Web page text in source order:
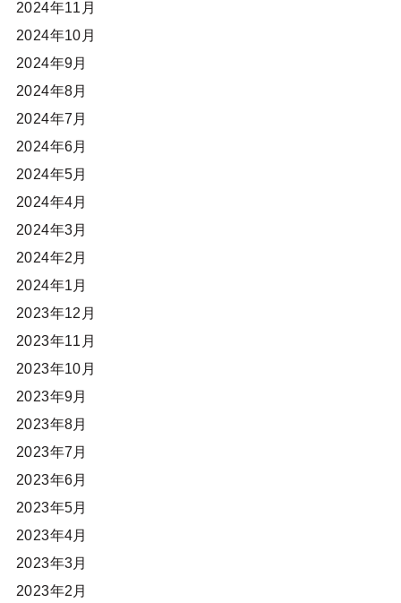
2024年11月
2024年10月
2024年9月
2024年8月
2024年7月
2024年6月
2024年5月
2024年4月
2024年3月
2024年2月
2024年1月
2023年12月
2023年11月
2023年10月
2023年9月
2023年8月
2023年7月
2023年6月
2023年5月
2023年4月
2023年3月
2023年2月